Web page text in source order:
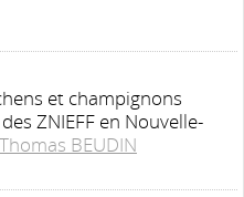
et champignons
ZNIEFF en Nouvelle-
Thomas BEUDIN